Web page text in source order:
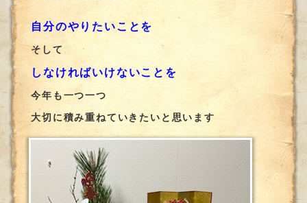
自分のやりたいことを
そして
しなければいけないことを
今年も一つ一つ
大切に積み重ねていきたいと思います